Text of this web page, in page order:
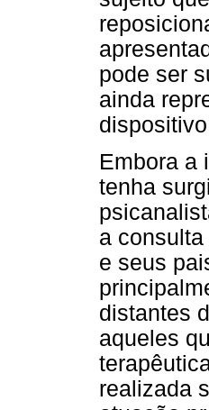
pode ser
ainda
Embora a
tenha
a
e seus
distantes
aqueles
realizada